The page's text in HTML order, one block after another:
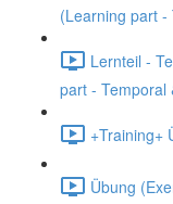
(Learning part
Lernteil -
part - Temporal
+Training+
Übung